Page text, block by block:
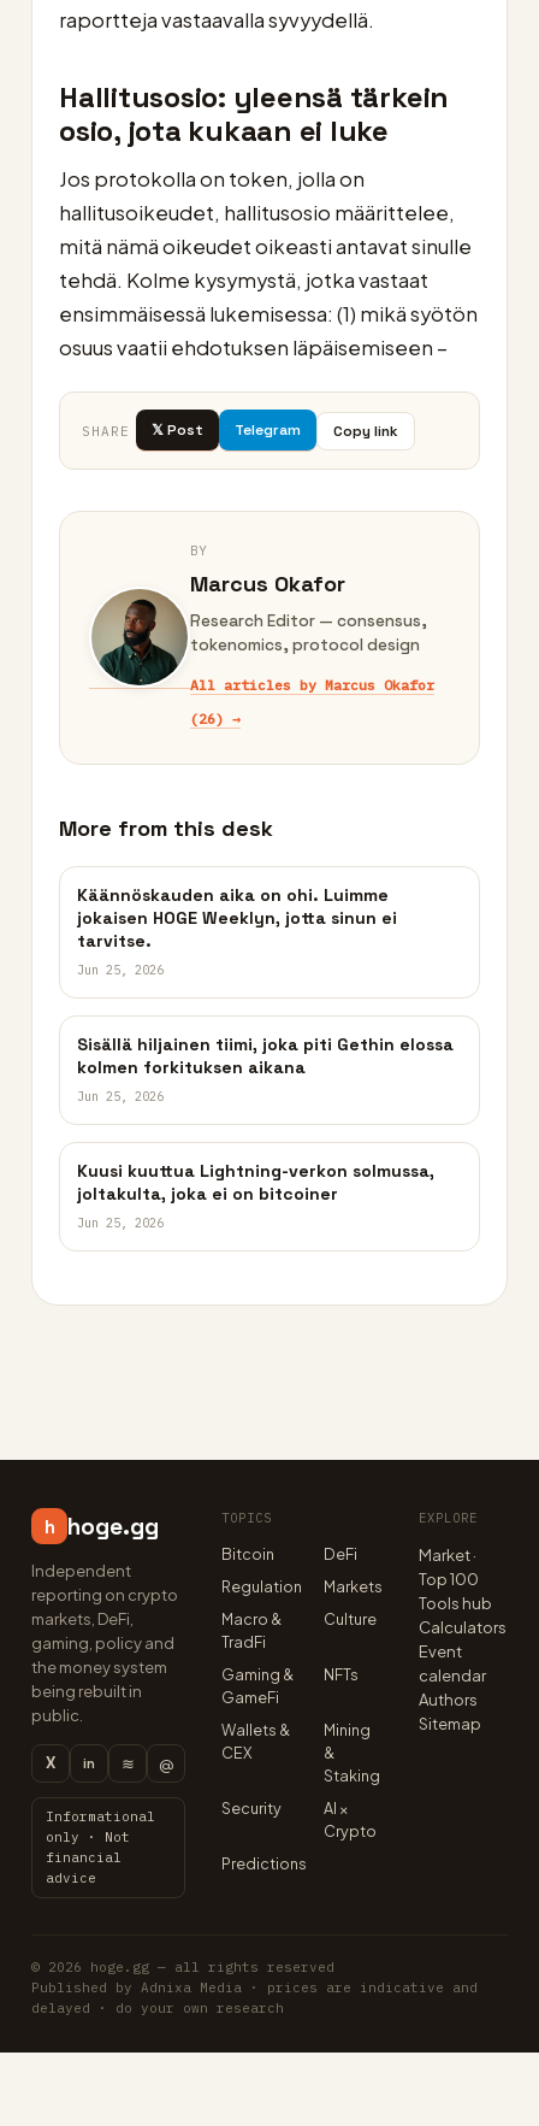
raportteja vastaavalla syvyydellä.
Hallitusosio: yleensä tärkein
osio, jota kukaan ei luke
Jos protokolla on token, jolla on
hallitusoikeudet, hallitusosio määrittelee,
mitä nämä oikeudet oikeasti antavat sinulle
tehdä. Kolme kysymystä, jotka vastaat
ensimmäisessä lukemisessa: (1) mikä syötön
osuus vaatii ehdotuksen läpäisemiseen –
SHARE 𝕏 Post Telegram Copy link
BY
Marcus Okafor
Research Editor — consensus,
tokenomics, protocol design
All articles by Marcus Okafor
(26) →
More from this desk
Käännöskauden aika on ohi. Luimme
jokaisen HOGE Weeklyn, jotta sinun ei
tarvitse.
Jun 25, 2026
Sisällä hiljainen tiimi, joka piti Gethin elossa
kolmen forkituksen aikana
Jun 25, 2026
Kuusi kuuttua Lightning-verkon solmussa,
joltakulta, joka ei on bitcoiner
Jun 25, 2026
h hoge.gg
Independent
reporting on crypto
markets, DeFi,
gaming, policy and
the money system
being rebuilt in
public.
X in ≋ @
Informational
only · Not
financial
advice
TOPICS
Bitcoin
DeFi
Regulation
Markets
Macro &
TradFi
Culture
Gaming &
GameFi
NFTs
Wallets &
CEX
Mining
&
Staking
Security
AI ×
Crypto
Predictions
EXPLORE
Market ·
Top 100
Tools hub
Calculators
Event
calendar
Authors
Sitemap
© 2026 hoge.gg — all rights reserved
Published by Adnixa Media · prices are indicative and
delayed · do your own research